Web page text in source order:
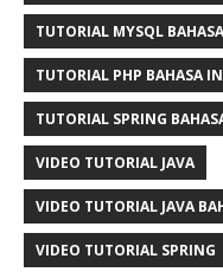
TUTORIAL MYSQL
TUTORIAL PHP BAHASA
TUTORIAL SPRING
VIDEO TUTORIAL JAVA
VIDEO TUTORIAL JAVA
VIDEO TUTORIAL SPRING